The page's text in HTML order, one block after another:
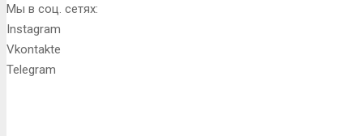
Мы в соц. сетях:
Instagram
Vkontakte
Telegram